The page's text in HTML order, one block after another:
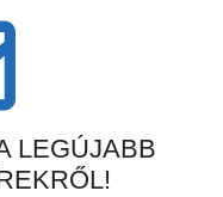
LEGÚJABB